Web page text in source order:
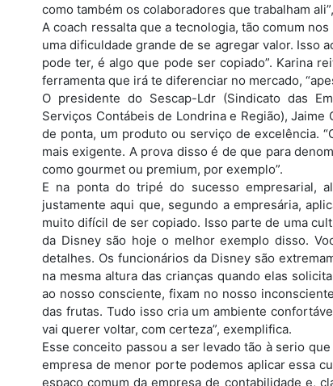
como também os colaboradores que trabalham
A coach ressalta que a tecnologia, tão comum
uma dificuldade grande de se agregar valor. Isso
pode ter, é algo que pode ser copiado”. Karina
ferramenta que irá te diferenciar no mercado,
O presidente do Sescap-Ldr (Sindicato das
Serviços Contábeis de Londrina e Região),
de ponta, um produto ou serviço de excelência.
mais exigente. A prova disso é de que para
como gourmet ou premium, por exemplo”.
E na ponta do tripé do sucesso empresarial,
justamente aqui que, segundo a empresária,
muito difícil de ser copiado. Isso parte de uma
da Disney são hoje o melhor exemplo disso.
detalhes. Os funcionários da Disney são
na mesma altura das crianças quando elas
ao nosso consciente, fixam no nosso
das frutas. Tudo isso cria um ambiente
vai querer voltar, com certeza”, exemplifica.
Esse conceito passou a ser levado tão à serio
empresa de menor porte podemos aplicar essa
espaço comum da empresa de contabilidade e,